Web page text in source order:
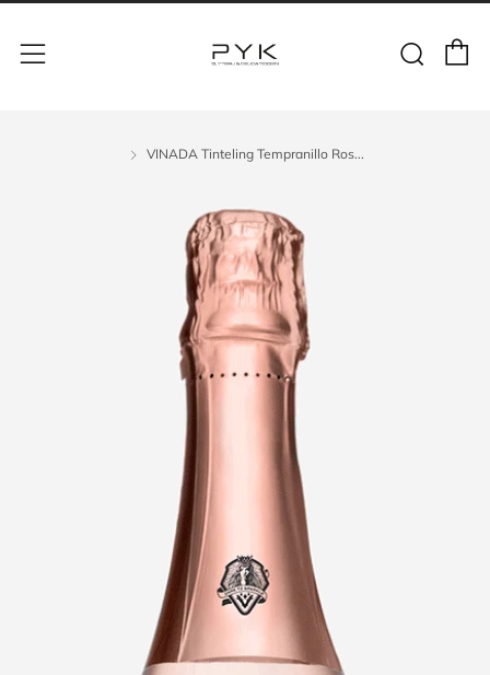
VINADA Tinteling Tempranillo Ros...